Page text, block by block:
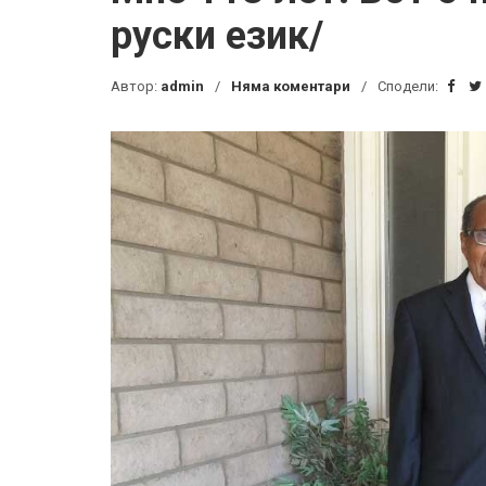
руски език/
Автор: admin Няма коментари Сподели: